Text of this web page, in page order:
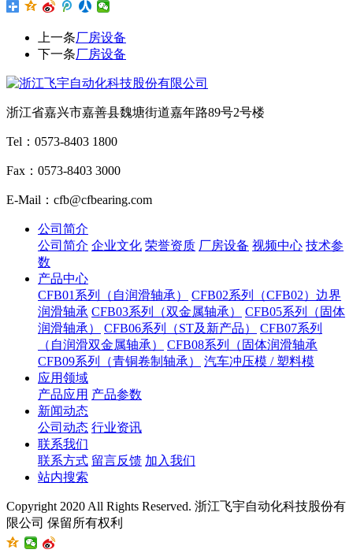
上一条厂房设备
下一条厂房设备
浙江省嘉兴市嘉善县魏塘街道嘉年路89号2号楼
Tel：0573-8403 1800
Fax：0573-8403 3000
E-Mail：cfb@cfbearing.com
公司简介
公司简介 企业文化 荣誉资质 厂房设备 视频中心 技术参
数
产品中心
CFB01系列（自润滑轴承）
CFB02系列（CFB02）边界
润滑轴承 CFB03系列（双金属轴承）
CFB05系列（固体
润滑轴承）
CFB06系列（ST及新产品）
CFB07系列
（自润滑双金属轴承）
CFB08系列（固体润滑轴承
CFB09系列（青铜卷制轴承）
汽车冲压模 / 塑料模
应用领域
产品应用 产品参数
新闻动态
公司动态 行业资讯
联系我们
联系方式 留言反馈 加入我们
站内搜索
Copyright 2020 All Rights Reserved. 浙江飞宇自动化科技股份有
限公司 保留所有权利